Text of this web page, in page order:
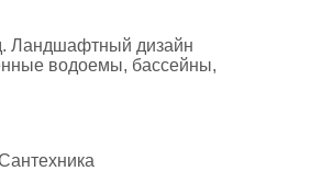
Ландшафтный дизайн
водоемы, бассейны,